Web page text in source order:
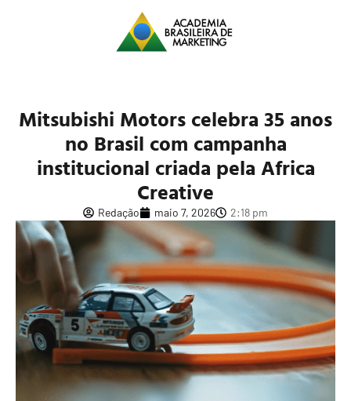
Mitsubishi Motors celebra 35 anos
no Brasil com campanha
institucional criada pela Africa
Creative
Redação maio 7, 2026 2:18 pm